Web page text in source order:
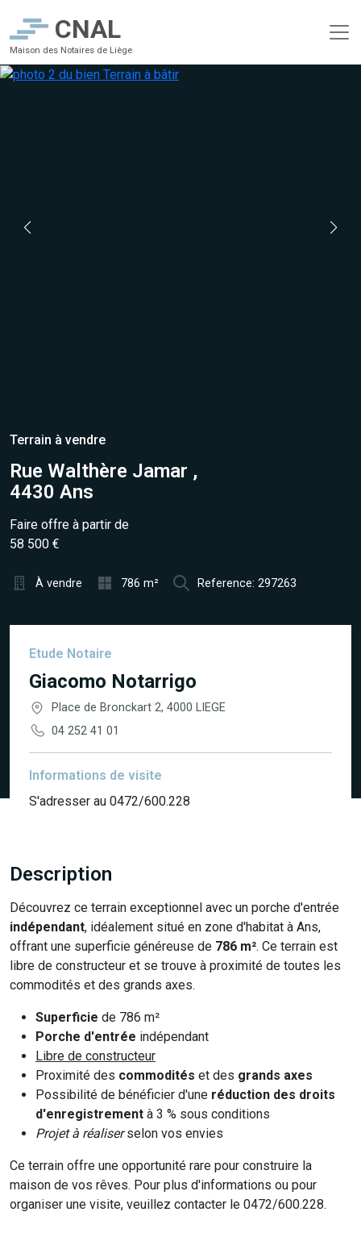
CNAL
Maison des Notaires de Liège
Terrain à vendre
Rue Walthère Jamar ,
4430 Ans
Faire offre à partir de
58 500 €
À vendre 786 m² Reference: 297263
Etude Notaire
Giacomo Notarrigo
Place de Bronckart 2, 4000 LIEGE
04 252 41 01
Informations de visite
S'adresser au 0472/600.228
Description
Découvrez ce terrain exceptionnel avec un porche d'entrée
indépendant, idéalement situé en zone d'habitat à Ans,
offrant une superficie généreuse de 786 m². Ce terrain est
libre de constructeur et se trouve à proximité de toutes les
commodités et des grands axes.
Superficie de 786 m²
Porche d'entrée indépendant
Libre de constructeur
Proximité des commodités et des grands axes
Possibilité de bénéficier d'une réduction des droits
d'enregistrement à 3 % sous conditions
Projet à réaliserselon vos envies
Ce terrain offre une opportunité rare pour construire la
maison de vos rêves. Pour plus d'informations ou pour
organiser une visite, veuillez contacter le 0472/600.228.